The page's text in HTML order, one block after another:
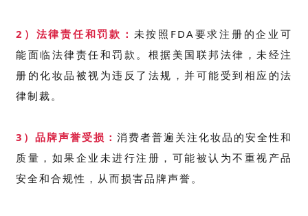
2）法律责任和罚款： 未按照FDA要求注册的企业可
能面临法律责任和罚款。 根据美国联邦法律，未经注
册的化妆品被视为违反了法规，并可能受到相应的法
律制裁。
3）品牌声誉受损： 消费者普遍关注化妆品的安全性和
质量，如果企业未进行注册，可能被认为不重视产品
安全和合规性，从而损害品牌声誉。